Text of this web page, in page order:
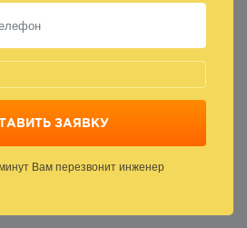
Вам перезвонит инженер